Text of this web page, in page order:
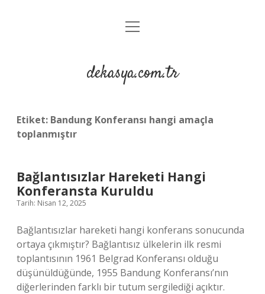
Anasayfa
Yasal Uyarı
menüyü
dekasya.com.tr
Etiket: Bandung Konferansı hangi amaçla
toplanmıştır
Bağlantısızlar Hareketi Hangi
Konferansta Kuruldu
Tarih: Nisan 12, 2025
Bağlantısızlar hareketi hangi konferans sonucunda
ortaya çıkmıştır? Bağlantısız ülkelerin ilk resmi
toplantısının 1961 Belgrad Konferansı olduğu
düşünüldüğünde, 1955 Bandung Konferansı’nın
diğerlerinden farklı bir tutum sergilediği açıktır.